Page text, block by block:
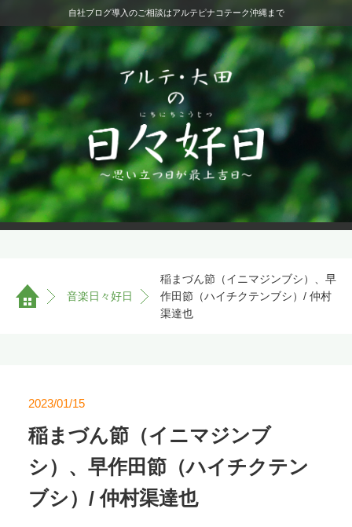
自社ブログ導入のご相談はアルテピナコテーク沖縄まで
音楽日々好日
稲まづん節（イニマジンブシ）、早
作田節（ハイチクテンブシ）/ 仲村
渠達也
2023/01/15
稲まづん節（イニマジンブ
シ）、早作田節（ハイチクテン
ブシ）/ 仲村渠達也